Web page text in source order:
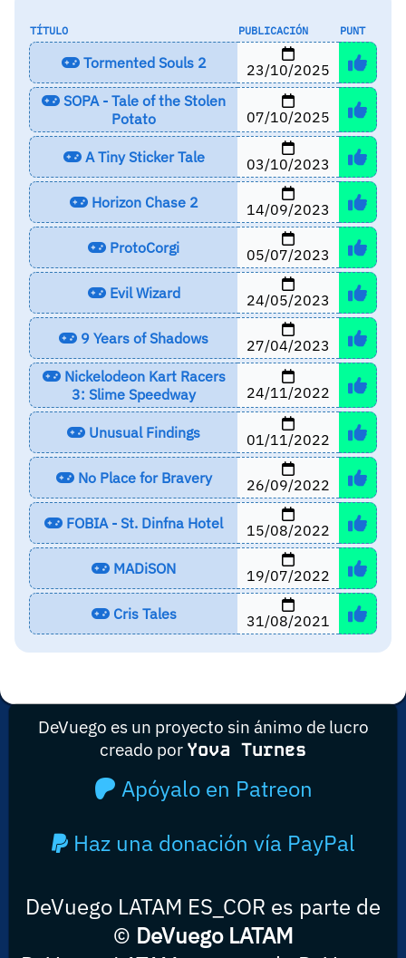
TÍTULO PUBLICACIÓN PUNT
Tormented Souls 2
23/10/2025
SOPA - Tale of the Stolen
Potato
07/10/2025
A Tiny Sticker Tale 03/10/2023
Horizon Chase 2 14/09/2023
ProtoCorgi 05/07/2023
Evil Wizard 24/05/2023
9 Years of Shadows
27/04/2023
Nickelodeon Kart Racers
3: Slime Speedway
24/11/2022
Unusual Findings 01/11/2022
No Place for Bravery 26/09/2022
FOBIA - St. Dinfna Hotel 15/08/2022
MADiSON 19/07/2022
Cris Tales 31/08/2021
DeVuego es un proyecto sin ánimo de lucro
creado por Yova Turnes
Apóyalo en Patreon
Haz una donación vía PayPal
DeVuego LATAM ES_COR es parte de
© DeVuego LATAM